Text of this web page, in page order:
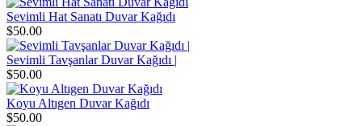
Sevimli Hat Sanatı Duvar Kağıdı
$50.00
Sevimli Tavşanlar Duvar Kağıdı |
$50.00
Koyu Altıgen Duvar Kağıdı
$50.00